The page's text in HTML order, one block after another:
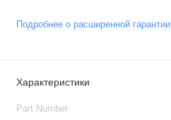
Подробнее о расширенной гарантии
Характеристики
Part Number